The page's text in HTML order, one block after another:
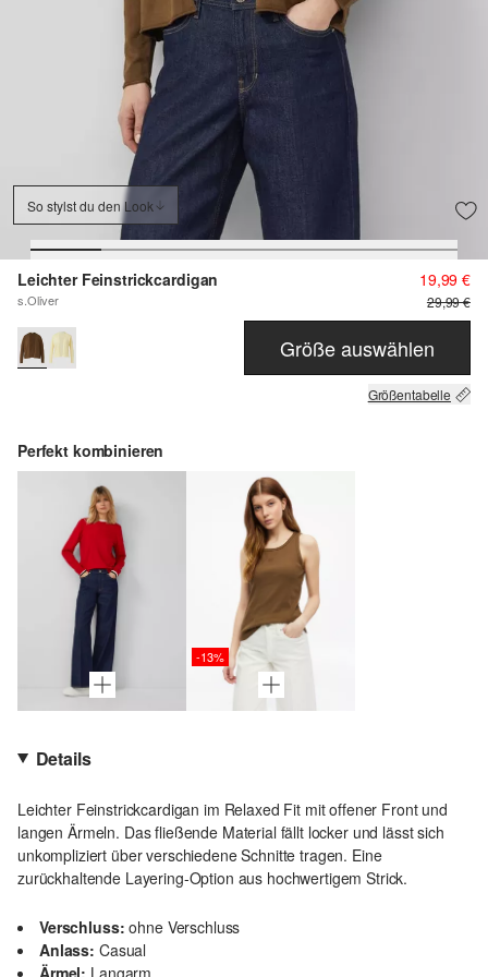
So stylst du den Look
Leichter Feinstrickcardigan
s.Oliver
19,99 €
29,99 €
Größe auswählen
Größentabelle
Perfekt kombinieren
-13%
Details
Leichter Feinstrickcardigan im Relaxed Fit mit offener Front und
langen Ärmeln. Das fließende Material fällt locker und lässt sich
unkompliziert über verschiedene Schnitte tragen. Eine
zurückhaltende Layering-Option aus hochwertigem Strick.
Verschluss: ohne Verschluss
Anlass: Casual
Ärmel: Langarm